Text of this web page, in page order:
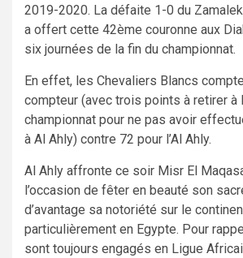
2019-2020. La défaite 1-0 du
a offert cette 42ème couronne aux
six journées de la fin du championnat.
En effet, les Chevaliers Blancs
compteur (avec trois points à retirer à
championnat pour ne pas avoir
à Al Ahly) contre 72 pour l’Al Ahly.
Al Ahly affronte ce soir Misr El
l’occasion de fêter en beauté son
d’avantage sa notoriété sur le
particulièrement en Egypte. Pour
sont toujours engagés en Ligue